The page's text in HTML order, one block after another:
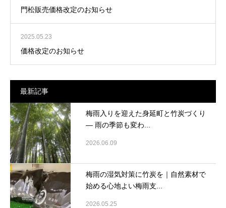
門松販売価格改定のお知らせ
2025.05.23
価格改定のお知らせ
最新記事
梅雨入りを迎えた身延町と竹炭づくり
― 雨の季節も変わ...
2026.06.09
梅雨の湿気対策に竹炭を｜自然素材で
始める心地よい梅雨支...
2026.05.25